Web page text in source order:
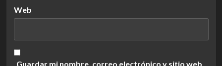
Web
Guardar mi nombre, correo electrónico y sitio web